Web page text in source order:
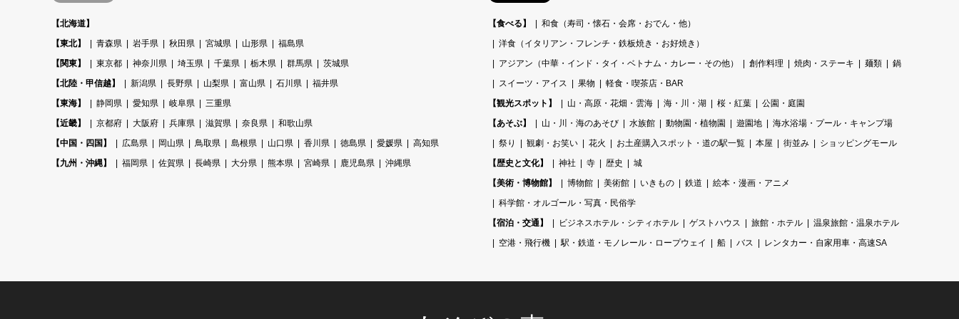
【北海道】
【東北】
青森県 岩手県 秋田県 宮城県 山形県
福島県
【関東】
東京都 神奈川県 埼玉県 千葉県 栃木県 群馬県
茨城県
【北陸・甲信越】
新潟県 長野県 山梨県 富山県 石川県
福井県
【東海】
静岡県 愛知県 岐阜県
三重県
【近畿】
京都府 大阪府 兵庫県 滋賀県 奈良県
和歌山県
【中国・四国】
広島県 岡山県 鳥取県 島根県 山口県 香川県 徳島県 愛媛県
高知県
【九州・沖縄】
福岡県 佐賀県 長崎県 大分県 熊本県 宮崎県 鹿児島県 沖縄県
【食べる】
和食（寿司・懐石・会席・おでん・他）
洋食（イタリアン・フレンチ・鉄板焼き・お好焼き）
アジアン（中華・インド・タイ・ベトナム・カレー・その他）
創作料理 焼肉・ステーキ 麺類
鍋
スイーツ・アイス
果物
軽食・喫茶店・BAR
【観光スポット】
山・高原・花畑・雲海 海・川・湖 桜・紅葉
公園・庭園
【あそぶ】
山・川・海のあそび 水族館 動物園・植物園 遊園地
海水浴場・プール・キャンプ場
祭り
観劇・お笑い 花火 お土産購入スポット・道の駅一覧 本屋 街並み
ショッピングモール
【歴史と文化】
神社 寺 歴史
城
【美術・博物館】
博物館 美術館 いきもの 鉄道
絵本・漫画・アニメ
科学館・オルゴール・写真・民俗学
【宿泊・交通】
ビジネスホテル・シティホテル ゲストハウス 旅館・ホテル
温泉旅館・温泉ホテル
空港・飛行機
駅・鉄道・モノレール・ロープウェイ 船 バス レンタカー・自家用車・高速SA